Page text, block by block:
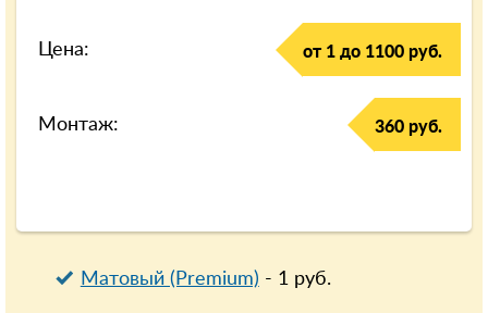
Цена: от 1 до 1100 руб.
Монтаж: 360 руб.
Матовый (Premium) - 1руб.